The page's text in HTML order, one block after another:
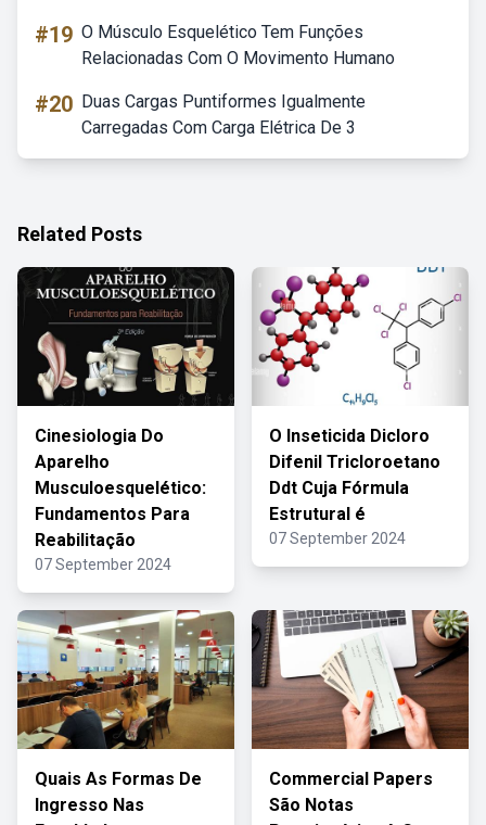
#19 O Músculo Esquelético Tem Funções
Relacionadas Com O Movimento Humano
#20 Duas Cargas Puntiformes Igualmente
Carregadas Com Carga Elétrica De 3
Related Posts
Cinesiologia Do
Aparelho
Musculoesquelético:
Fundamentos Para
Reabilitação
07 September 2024
O Inseticida Dicloro
Difenil Tricloroetano
Ddt Cuja Fórmula
Estrutural é
07 September 2024
Quais As Formas De
Ingresso Nas
Commercial Papers
São Notas